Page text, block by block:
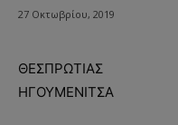
27 Οκτωβρίου, 2019
ΘΕΣΠΡΩΤΙΑΣ
ΗΓΟΥΜΕΝΙΤΣΑ